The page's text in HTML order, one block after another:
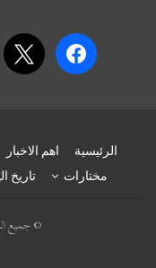
facebook
x
الرئيسية اهم الاخبار
مختارات
تاريخ
© جميع